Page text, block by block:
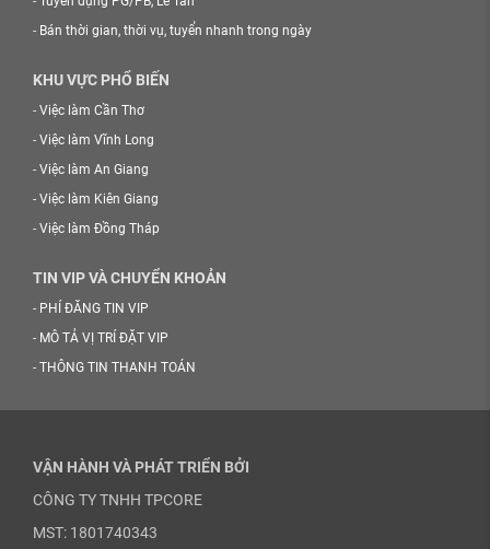
- Bán thời gian, thời vụ, tuyển nhanh trong ngày
KHU VỰC PHỔ BIẾN
- Việc làm Cần Thơ
- Việc làm Vĩnh Long
- Việc làm An Giang
- Việc làm Kiên Giang
- Việc làm Đồng Tháp
TIN VIP VÀ CHUYỂN KHOẢN
- PHÍ ĐĂNG TIN VIP
- MÔ TẢ VỊ TRÍ ĐẶT VIP
- THÔNG TIN THANH TOÁN
VẬN HÀNH VÀ PHÁT TRIỂN BỞI
CÔNG TY TNHH TPCORE
MST: 1801740343